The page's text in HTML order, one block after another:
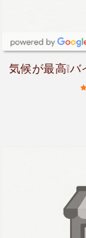
気候が最高❕